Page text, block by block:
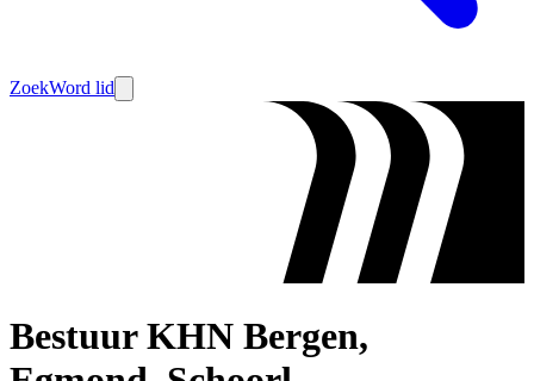
ZoekWord lid
Bestuur KHN Bergen,